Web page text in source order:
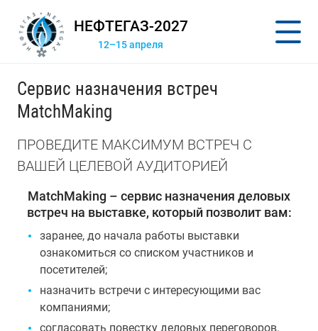
НЕФТЕГАЗ-2027
12–15 апреля
Сервис назначения встреч
MatchMaking
ПРОВЕДИТЕ МАКСИМУМ ВСТРЕЧ С
ВАШЕЙ ЦЕЛЕВОЙ АУДИТОРИЕЙ
MatchMaking – сервис назначения деловых
встреч на выставке, который позволит вам:
заранее, до начала работы выставки
ознакомиться со списком участников и
посетителей;
назначить встречи с интересующими вас
компаниями;
согласовать повестку деловых переговоров.